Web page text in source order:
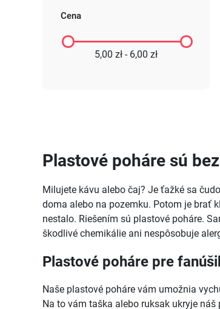
Cena
5,00 zł - 6,00 zł
Plastové poháre sú
Milujete kávu alebo čaj? Je ťažké sa
doma alebo na pozemku. Potom je brať
nestalo. Riešením sú plastové poháre.
škodlivé chemikálie ani nespôsobuje
Plastové poháre pre
Naše plastové poháre vám umožnia
Na to vám taška alebo ruksak ukryje